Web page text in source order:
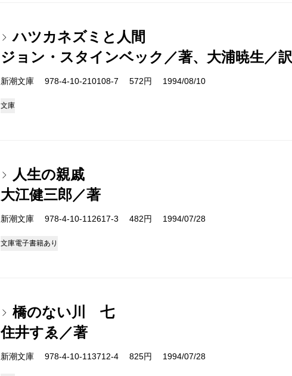
ハツカネズミと人間
ジョン・スタインベック／著、大浦暁生／訳
新潮文庫 978-4-10-210108-7 572円 1994/08/10
文庫
人生の親戚
大江健三郎／著
新潮文庫 978-4-10-112617-3 482円 1994/07/28
文庫電子書籍あり
橋のない川 七
住井すゑ／著
新潮文庫 978-4-10-113712-4 825円 1994/07/28